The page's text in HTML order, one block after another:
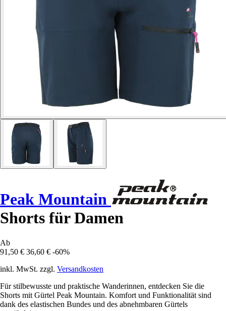
Peak Mountain
Shorts für Damen
Ab
91,50 € 36,60 € -60%
inkl. MwSt. zzgl. Versandkosten
Für stilbewusste und praktische Wanderinnen, entdecken Sie die
Shorts mit Gürtel Peak Mountain. Komfort und Funktionalität sind
dank des elastischen Bundes und des abnehmbaren Gürtels